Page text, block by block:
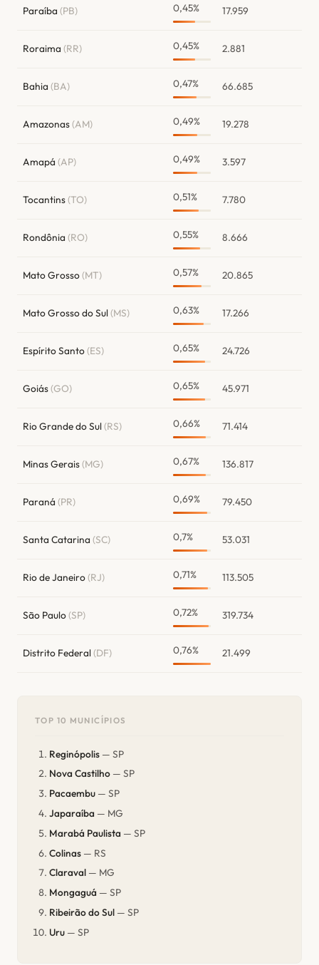
Paraíba (PB) 0,45% 17.959
Roraima (RR) 0,45% 2.881
Bahia (BA) 0,47% 66.685
Amazonas(AM) 0,49% 19.278
Amapá (AP) 0,49% 3.597
Tocantins(TO) 0,51% 7.780
Rondônia (RO) 0,55% 8.666
Mato Grosso(MT) 0,57% 20.865
Mato Grosso do Sul(MS) 0,63% 17.266
Espírito Santo(ES) 0,65% 24.726
Goiás(GO) 0,65% 45.971
Rio Grande do Sul(RS) 0,66% 71.414
Minas Gerais(MG) 0,67% 136.817
Paraná (PR) 0,69% 79.450
Santa Catarina (SC) 0,7% 53.031
Rio de Janeiro(RJ) 0,71% 113.505
São Paulo(SP) 0,72% 319.734
Distrito Federal(DF) 0,76% 21.499
TOP 10 MUNICÍPIOS
Reginópolis — SP
Nova Castilho — SP
Pacaembu — SP
Japaraíba — MG
Marabá Paulista — SP
Colinas — RS
Claraval — MG
Mongaguá — SP
Ribeirão do Sul — SP
Uru — SP